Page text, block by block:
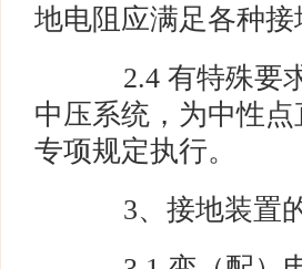
地电阻应满足各种
2.4 有特殊要求
中压系统，为中性
专项规定执行。
3、接地装置